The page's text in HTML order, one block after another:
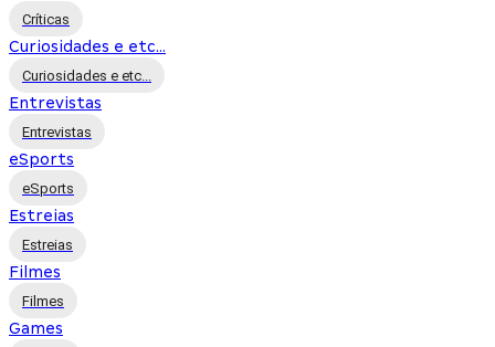
Críticas
Curiosidades e etc...
Curiosidades e etc...
Entrevistas
Entrevistas
eSports
eSports
Estreias
Estreias
Filmes
Filmes
Games